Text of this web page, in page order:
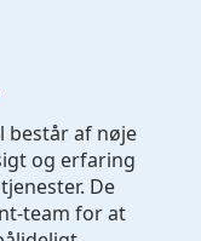
består af nøje
og erfaring
De
team for at